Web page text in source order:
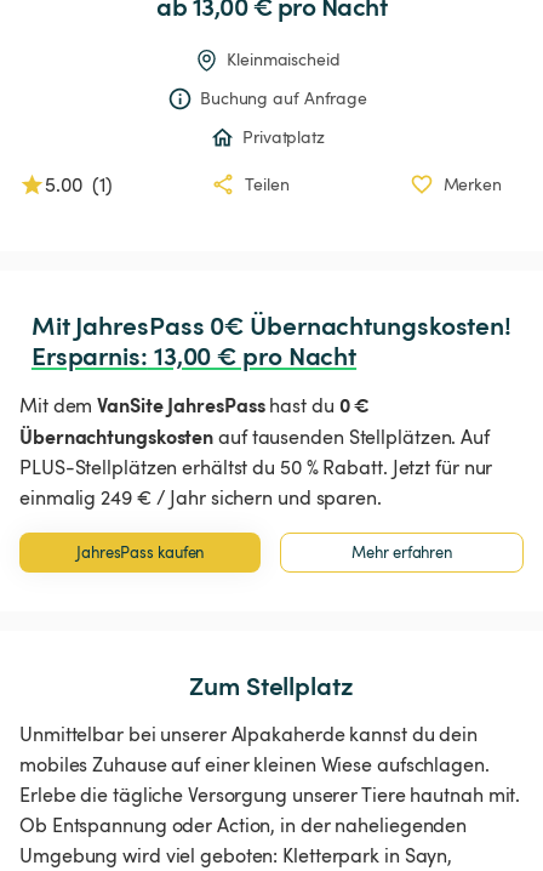
Kleinmaischeid
Buchung auf Anfrage
Privatplatz
5.00 (1) Teilen Merken
Ersparnis: 13,00 € pro Nacht
Mit demVanSite JahresPasshast du 0 €
Übernachtungskostenauf tausenden Stellplätzen. Auf
PLUS-Stellplätzen erhältst du 50 % Rabatt. Jetzt für nur
einmalig 249 € / Jahr sichern und sparen.
JahresPass kaufen Mehr erfahren
Zum Stellplatz
Unmittelbar bei unserer Alpakaherde kannst du dein
mobiles Zuhause auf einer kleinen Wiese aufschlagen.
Erlebe die tägliche Versorgung unserer Tiere hautnah mit.
Ob Entspannung oder Action, in der naheliegenden
Umgebung wird viel geboten: Kletterpark in Sayn,